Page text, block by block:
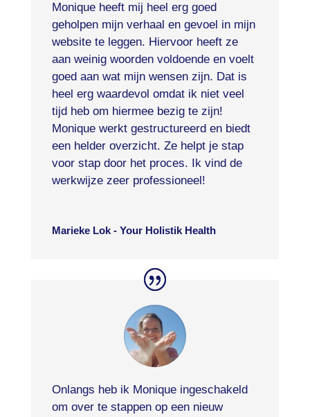
Monique heeft mij heel erg goed
geholpen mijn verhaal en gevoel in mijn
website te leggen. Hiervoor heeft ze
aan weinig woorden voldoende en voelt
goed aan wat mijn wensen zijn. Dat is
heel erg waardevol omdat ik niet veel
tijd heb om hiermee bezig te zijn!
Monique werkt gestructureerd en biedt
een helder overzicht. Ze helpt je stap
voor stap door het proces.
Ik vind de
werkwijze zeer professioneel!
Marieke Lok - Your Holistik Health
Onlangs heb ik Monique ingeschakeld
om over te stappen op een nieuw